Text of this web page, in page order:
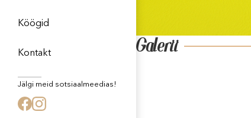
Köögid
Kontakt
Jälgi meid sotsiaalmeedias!
Galerii